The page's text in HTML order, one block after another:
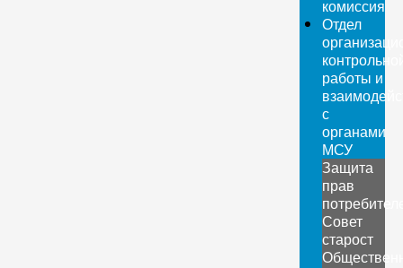
комиссия
Отдел
работы и
с
органами
МСУ
Защита
прав
Совет
старост